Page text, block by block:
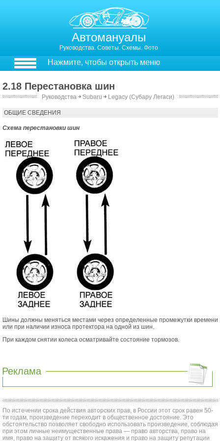
Автомануалы
Руководства. Советы. Схемы. Фото
Нажмите, чтобы открыть меню
2.18 Перестановка шин
Руководства ￫ Subaru ￫ Legacy (Субару Легаси)
ОБЩИЕ СВЕДЕНИЯ
Схема перестановки шин
Шины должны меняться местами через определенные промежутки времени
или при наличии износа протектора на одной из шин.
При каждом снятии колеса осматривайте состояние тормозов.
Реклама
По истечении срока действия авторских прав, в России этот срок равен 50-
ти годам, произведение переходит в общественное достояние. Это
обстоятельство позволяет свободно использовать произведение, соблюдая
при этом личные неимущественные права — право авторства, право на
имя, право на защиту от всякого искажения и право на защиту репутации